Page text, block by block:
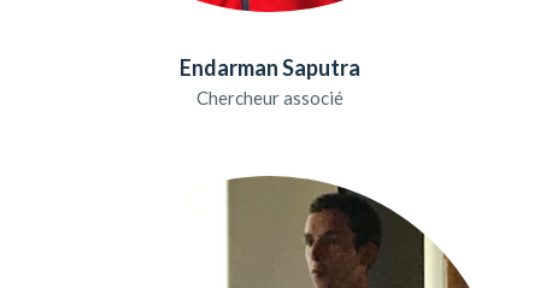
Endarman Saputra
Chercheur associé